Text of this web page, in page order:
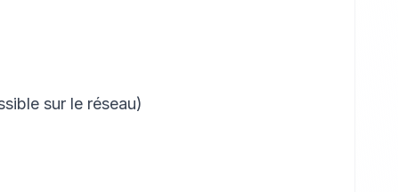
sur le réseau)